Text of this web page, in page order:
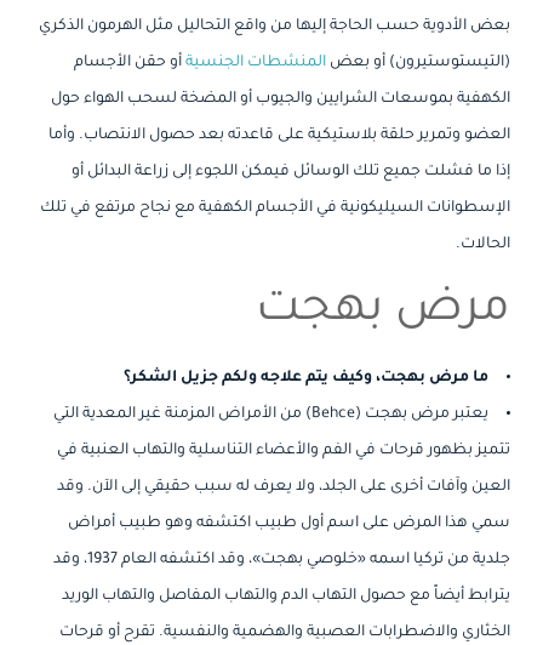
بعض الأدوية حسب الحاجة إليها من واقع التحاليل مثل الهرمون الذكري
(التيستوستيرون) أو بعض المنشطات الجنسيةأو حقن الأجسام
الكهفية بموسعات الشرايين والجيوب أو المضخة لسحب الهواء حول
العضو وتمرير حلقة بلاستيكية على قاعدته بعد حصول الانتصاب. وأما
إذا ما فشلت جميع تلك الوسائل فيمكن اللجوء إلى زراعة البدائل أو
الإسطوانات السيليكونية في الأجسام الكهفية مع نجاح مرتفع في تلك
الحالات.
مرض بهجت
ما مرض بهجت، وكيف يتم علاجه ولكم جزيل الشكر؟
يعتبر مرض بهجت (Behce) من الأمراض المزمنة غير المعدية التي
تتميز بظهور قرحات في الفم والأعضاء التناسلية والتهاب العنبية في
العين وآفات أخرى على الجلد، ولا يعرف له سبب حقيقي إلى الآن. وقد
سمي هذا المرض على اسم أول طبيب اكتشفه وهو طبيب أمراض
جلدية من تركيا اسمه «خلوصي بهجت»، وقد اكتشفه العام 1937، وقد
يترابط أيضاً مع حصول التهاب الدم والتهاب المفاصل والتهاب الوريد
الخثاري والاضطرابات العصبية والهضمية والنفسية. تقرح أو قرحات